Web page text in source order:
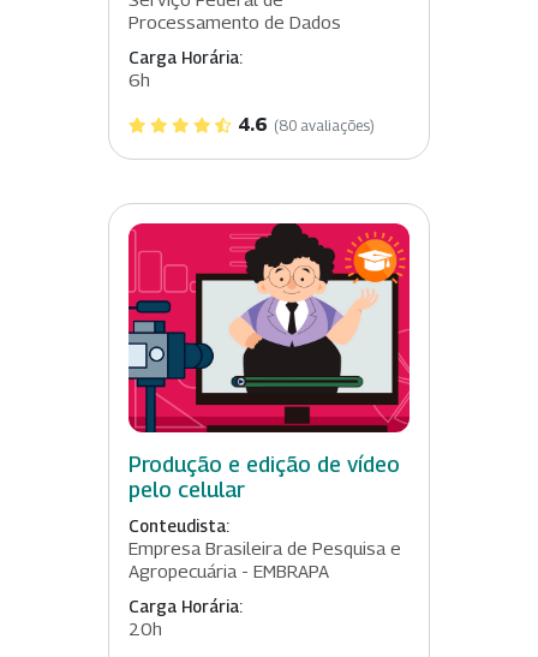
Processamento de Dados
Carga Horária:
6h
4.6 (80 avaliações)
Produção e edição de vídeo
pelo celular
Conteudista:
Empresa Brasileira de Pesquisa e
Agropecuária - EMBRAPA
Carga Horária:
20h